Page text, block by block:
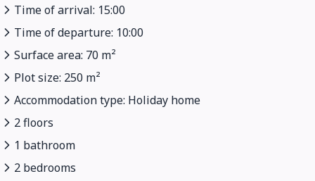
Time of arrival: 15:00
Time of departure: 10:00
Surface area: 70 m²
Plot size: 250 m²
Accommodation type: Holiday home
2 floors
1 bathroom
2 bedrooms